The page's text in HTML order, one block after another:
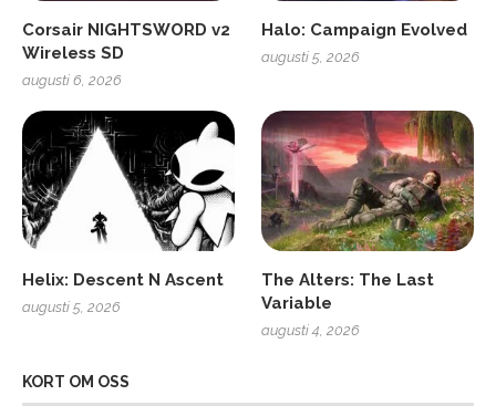
Corsair NIGHTSWORD v2
Wireless SD
augusti 6, 2026
Halo: Campaign Evolved
augusti 5, 2026
Helix: Descent N Ascent
augusti 5, 2026
The Alters: The Last
Variable
augusti 4, 2026
KORT OM OSS